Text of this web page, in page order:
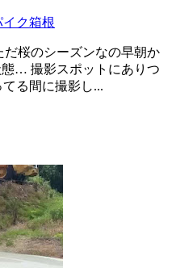
ク箱根
桜のシーズンなの早朝か
… 撮影スポットにありつ
る間に撮影し...